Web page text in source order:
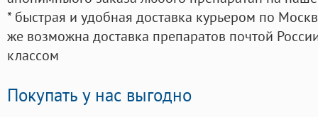
* быстрая и удобная доставка курьером по
же возможна доставка препаратов почтой
классом
Покупать у нас выгодно